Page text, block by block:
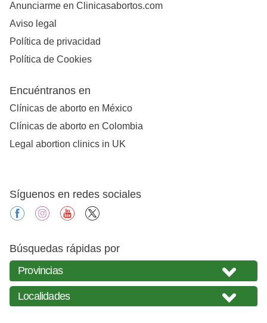
Anunciarme en Clinicasabortos.com
Aviso legal
Política de privacidad
Política de Cookies
Encuéntranos en
Clínicas de aborto en México
Clínicas de aborto en Colombia
Legal abortion clinics in UK
Síguenos en redes sociales
facebookinstagramyoutube
Búsquedas rápidas por